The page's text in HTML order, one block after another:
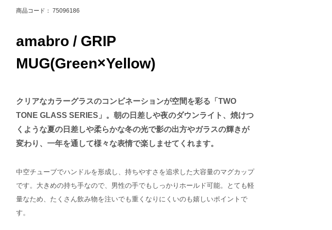
商品コード： 75096186
amabro / GRIP
MUG(Green×Yellow)
クリアなカラーグラスのコンビネーションが空間を彩る「TWO
TONE GLASS SERIES」。朝の日差しや夜のダウンライト、焼けつ
くような夏の日差しや柔らかな冬の光で影の出方やガラスの輝きが
変わり、一年を通して様々な表情で楽しませてくれます。
中空チューブでハンドルを形成し、持ちやすさを追求した大容量のマグカップ
です。大きめの持ち手なので、男性の手でもしっかりホールド可能。とても軽
量なため、たくさん飲み物を注いでも重くなりにくいのも嬉しいポイントで
す。